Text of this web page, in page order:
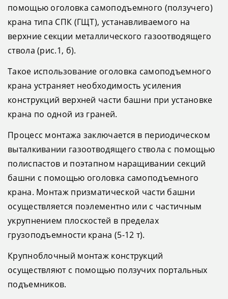
помощью оголовка самоподъемного (ползучего)
крана типа СПК (ГЩТ), устанавливаемого на
верхние секции металлического газоотводящего
ствола (рис.1, б).
Такое использование оголовка самоподъемного
крана устраняет необходимость усиления
конструкций верхней части башни при установке
крана по одной из граней.
Процесс монтажа заключается в периодическом
выталкивании газоотводящего ствола с помощью
полиспастов и поэтапном наращивании секций
башни с помощью оголовка самоподъемного
крана. Монтаж призматической части башни
осуществляется поэлементно или с частичным
укрупнением плоскостей в пределах
грузоподъемности крана (5-12 т).
Крупноблочный монтаж конструкций
осуществляют с помощью ползучих портальных
подъемников.